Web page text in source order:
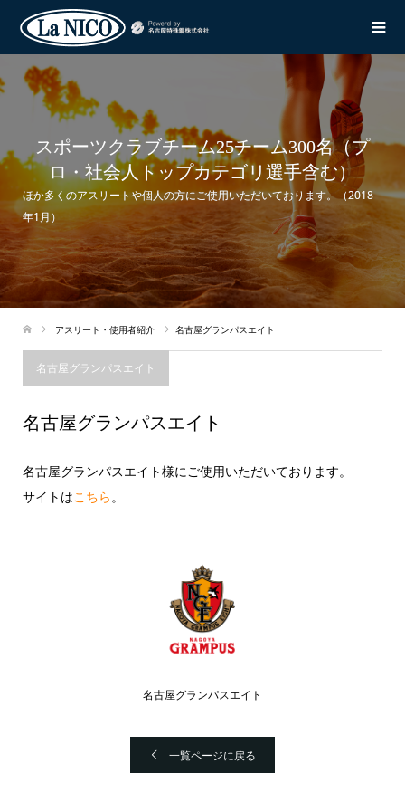
スポーツクラブチーム25チーム300名（プ
ロ・社会人トップカテゴリ選手含む）
ほか多くのアスリートや個人の方にご使用いただいております。（2018
年1月）
アスリート・使用者紹介 名古屋グランパスエイト
名古屋グランパスエイト
名古屋グランパスエイト
名古屋グランパスエイト様にご使用いただいております。
サイトはこちら。
名古屋グランパスエイト
一覧ページに戻る